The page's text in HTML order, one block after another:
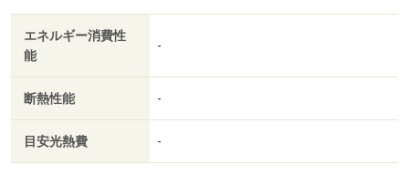
エネルギー消費性
能
-
断熱性能 -
目安光熱費 -